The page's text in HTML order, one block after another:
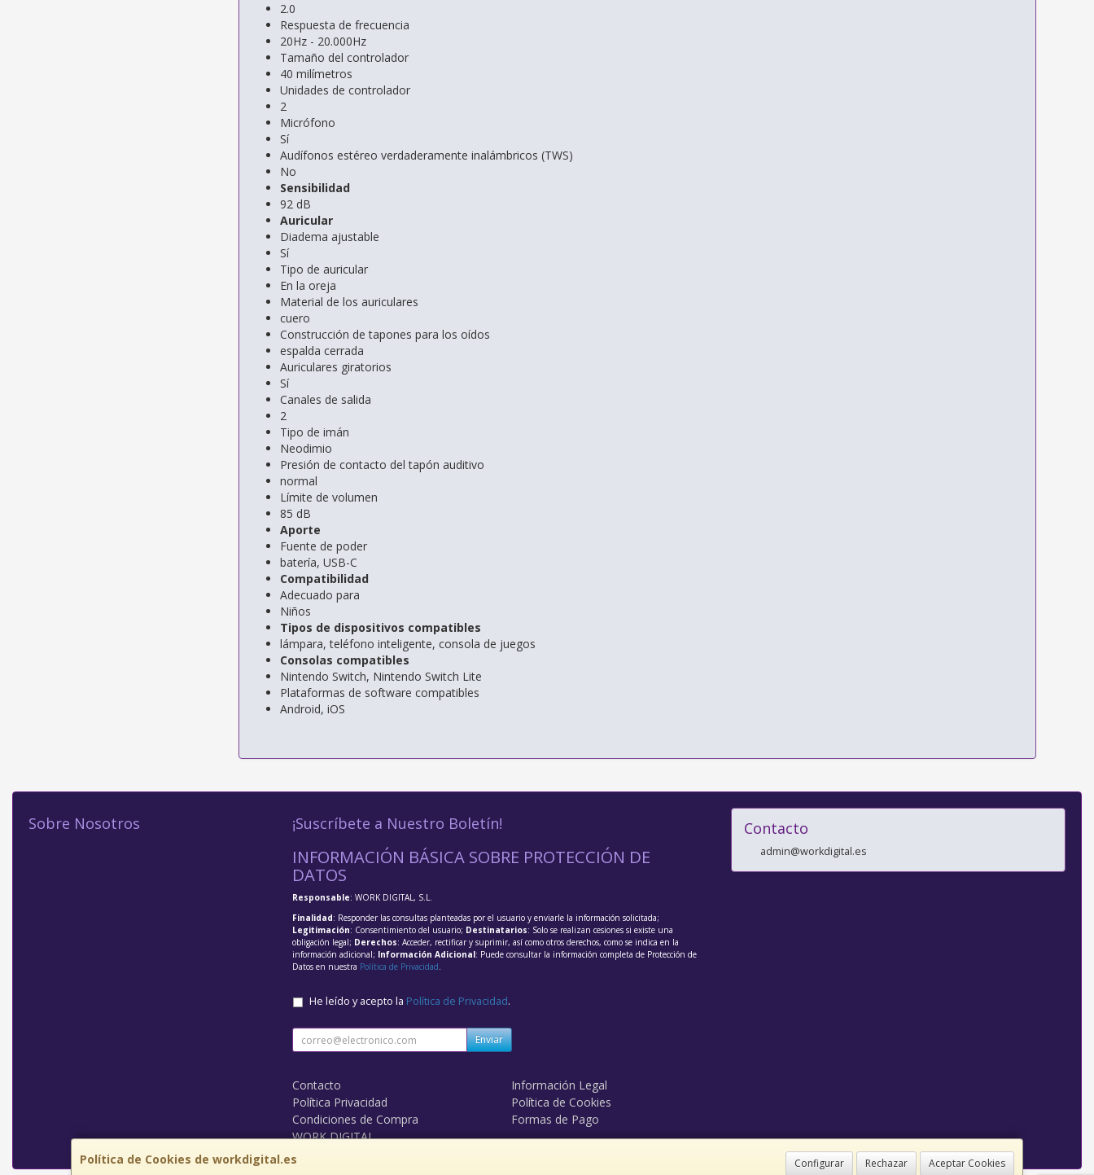
2.0
Respuesta de frecuencia
20Hz - 20.000Hz
Tamaño del controlador
40 milímetros
Unidades de controlador
2
Micrófono
Sí
Audífonos estéreo verdaderamente inalámbricos (TWS)
No
Sensibilidad
92 dB
Auricular
Diadema ajustable
Sí
Tipo de auricular
En la oreja
Material de los auriculares
cuero
Construcción de tapones para los oídos
espalda cerrada
Auriculares giratorios
Sí
Canales de salida
2
Tipo de imán
Neodimio
Presión de contacto del tapón auditivo
normal
Límite de volumen
85 dB
Aporte
Fuente de poder
batería, USB-C
Compatibilidad
Adecuado para
Niños
Tipos de dispositivos compatibles
lámpara, teléfono inteligente, consola de juegos
Consolas compatibles
Nintendo Switch, Nintendo Switch Lite
Plataformas de software compatibles
Android, iOS
Política de Cookies de workdigital.es Configurar Rechazar Aceptar Cookies
Sobre Nosotros ¡Suscríbete a Nuestro Boletín!
INFORMACIÓN BÁSICA SOBRE PROTECCIÓN DE
DATOS
Responsable: WORK DIGITAL, S.L.
Finalidad: Responder las consultas planteadas por el usuario y enviarle la información solicitada;
Legitimación: Consentimiento del usuario; Destinatarios: Solo se realizan cesiones si existe una
obligación legal; Derechos: Acceder, rectificar y suprimir, así como otros derechos, como se indica en la
información adicional; Información Adicional: Puede consultar la información completa de Protección de
Datos en nuestra Política de Privacidad.
He leído y acepto la Política de Privacidad.
Enviar
Contacto
Información Legal
Política Privacidad
Política de Cookies
Condiciones de Compra
Formas de Pago
WORK DIGITAL
Contacto
admin@workdigital.es